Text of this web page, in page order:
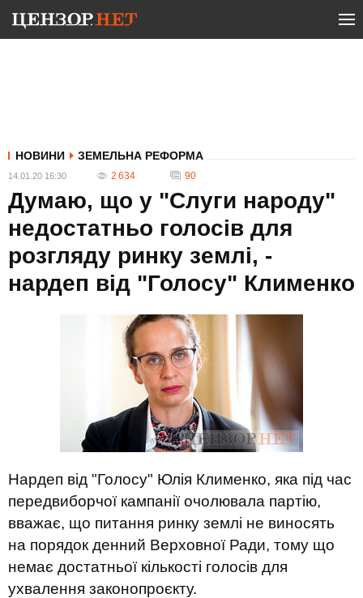
НОВИНИ ЗЕМЕЛЬНА РЕФОРМА
14.01.20 16:30 2 634 90
Думаю, що у "Слуги народу"
недостатньо голосів для
розгляду ринку землі, -
нардеп від "Голосу" Клименко
Нардеп від "Голосу" Юлія Клименко, яка під час
передвиборчої кампанії очолювала партію,
вважає, що питання ринку землі не виносять
на порядок денний Верховної Ради, тому що
немає достатньої кількості голосів для
ухвалення законопроєкту.